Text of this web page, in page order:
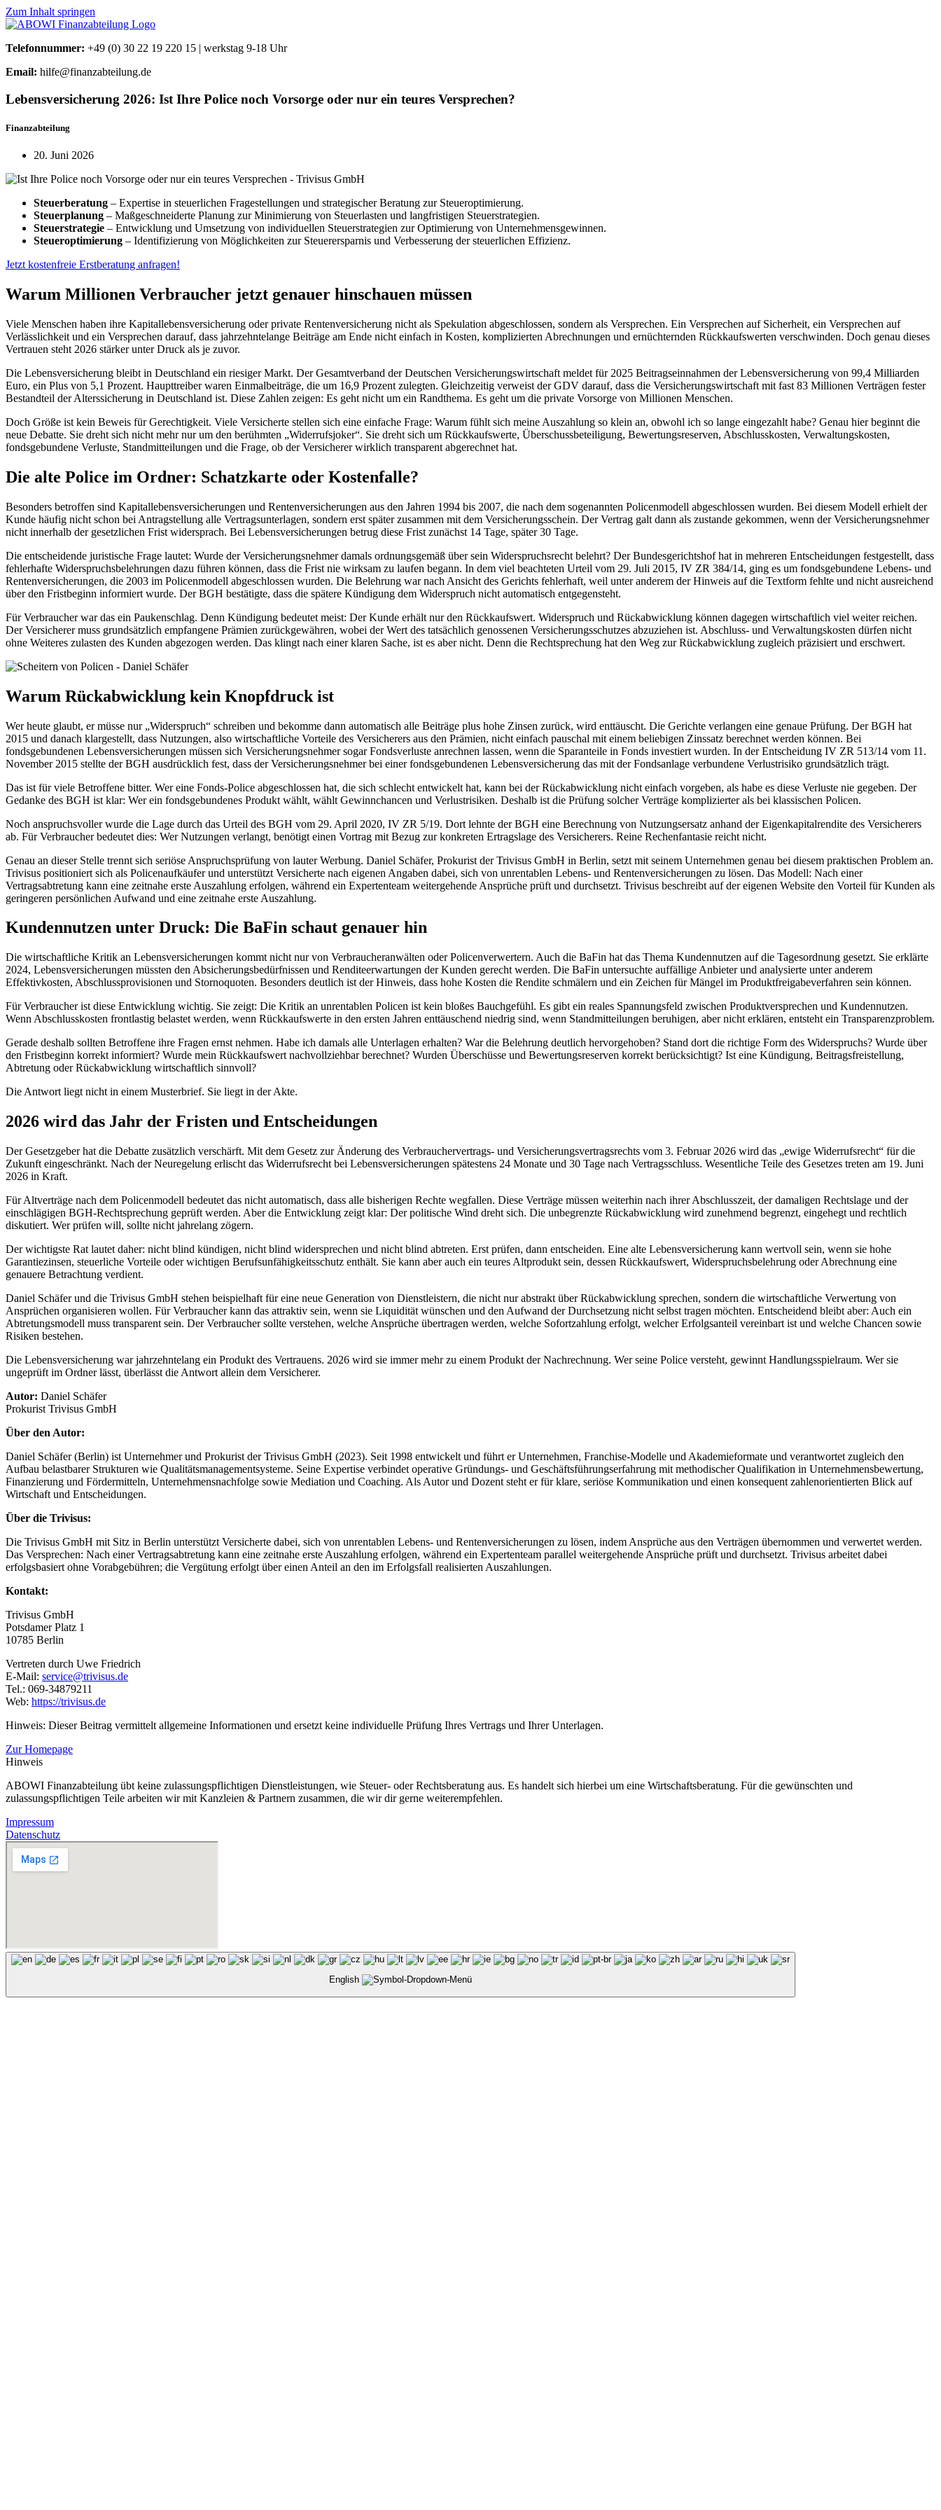
Zum Inhalt springen
Telefonnummer: +49 (0) 30 22 19 220 15 | werkstag 9-18 Uhr
Email: hilfe@finanzabteilung.de
Lebensversicherung 2026: Ist Ihre Police noch Vorsorge oder nur ein teures Versprechen?
Finanzabteilung
20. Juni 2026
Steuerberatung – Expertise in steuerlichen Fragestellungen und strategischer Beratung zur Steueroptimierung.
Steuerplanung – Maßgeschneiderte Planung zur Minimierung von Steuerlasten und langfristigen Steuerstrategien.
Steuerstrategie – Entwicklung und Umsetzung von individuellen Steuerstrategien zur Optimierung von Unternehmensgewinnen.
Steueroptimierung – Identifizierung von Möglichkeiten zur Steuerersparnis und Verbesserung der steuerlichen Effizienz.
Jetzt kostenfreie Erstberatung anfragen!
Warum Millionen Verbraucher jetzt genauer hinschauen müssen
Viele Menschen haben ihre Kapitallebensversicherung oder private Rentenversicherung nicht als Spekulation abgeschlossen, sondern als Versprechen. Ein Versprechen auf Sicherheit, ein Versprechen auf
Verlässlichkeit und ein Versprechen darauf, dass jahrzehntelange Beiträge am Ende nicht einfach in Kosten, komplizierten Abrechnungen und ernüchternden Rückkaufswerten verschwinden. Doch genau dieses
Vertrauen steht 2026 stärker unter Druck als je zuvor.
Die Lebensversicherung bleibt in Deutschland ein riesiger Markt. Der Gesamtverband der Deutschen Versicherungswirtschaft meldet für 2025 Beitragseinnahmen der Lebensversicherung von 99,4 Milliarden
Euro, ein Plus von 5,1 Prozent. Haupttreiber waren Einmalbeiträge, die um 16,9 Prozent zulegten. Gleichzeitig verweist der GDV darauf, dass die Versicherungswirtschaft mit fast 83 Millionen Verträgen fester
Bestandteil der Alterssicherung in Deutschland ist. Diese Zahlen zeigen: Es geht nicht um ein Randthema. Es geht um die private Vorsorge von Millionen Menschen.
Doch Größe ist kein Beweis für Gerechtigkeit. Viele Versicherte stellen sich eine einfache Frage: Warum fühlt sich meine Auszahlung so klein an, obwohl ich so lange eingezahlt habe? Genau hier beginnt die
neue Debatte. Sie dreht sich nicht mehr nur um den berühmten „Widerrufsjoker“. Sie dreht sich um Rückkaufswerte, Überschussbeteiligung, Bewertungsreserven, Abschlusskosten, Verwaltungskosten,
fondsgebundene Verluste, Standmitteilungen und die Frage, ob der Versicherer wirklich transparent abgerechnet hat.
Die alte Police im Ordner: Schatzkarte oder Kostenfalle?
Besonders betroffen sind Kapitallebensversicherungen und Rentenversicherungen aus den Jahren 1994 bis 2007, die nach dem sogenannten Policenmodell abgeschlossen wurden. Bei diesem Modell erhielt der
Kunde häufig nicht schon bei Antragstellung alle Vertragsunterlagen, sondern erst später zusammen mit dem Versicherungsschein. Der Vertrag galt dann als zustande gekommen, wenn der Versicherungsnehmer
nicht innerhalb der gesetzlichen Frist widersprach. Bei Lebensversicherungen betrug diese Frist zunächst 14 Tage, später 30 Tage.
Die entscheidende juristische Frage lautet: Wurde der Versicherungsnehmer damals ordnungsgemäß über sein Widerspruchsrecht belehrt? Der Bundesgerichtshof hat in mehreren Entscheidungen festgestellt, dass
fehlerhafte Widerspruchsbelehrungen dazu führen können, dass die Frist nie wirksam zu laufen begann. In dem viel beachteten Urteil vom 29. Juli 2015, IV ZR 384/14, ging es um fondsgebundene Lebens- und
Rentenversicherungen, die 2003 im Policenmodell abgeschlossen wurden. Die Belehrung war nach Ansicht des Gerichts fehlerhaft, weil unter anderem der Hinweis auf die Textform fehlte und nicht ausreichend
über den Fristbeginn informiert wurde. Der BGH bestätigte, dass die spätere Kündigung dem Widerspruch nicht automatisch entgegensteht.
Für Verbraucher war das ein Paukenschlag. Denn Kündigung bedeutet meist: Der Kunde erhält nur den Rückkaufswert. Widerspruch und Rückabwicklung können dagegen wirtschaftlich viel weiter reichen.
Der Versicherer muss grundsätzlich empfangene Prämien zurückgewähren, wobei der Wert des tatsächlich genossenen Versicherungsschutzes abzuziehen ist. Abschluss- und Verwaltungskosten dürfen nicht
ohne Weiteres zulasten des Kunden abgezogen werden. Das klingt nach einer klaren Sache, ist es aber nicht. Denn die Rechtsprechung hat den Weg zur Rückabwicklung zugleich präzisiert und erschwert.
Warum Rückabwicklung kein Knopfdruck ist
Wer heute glaubt, er müsse nur „Widerspruch“ schreiben und bekomme dann automatisch alle Beiträge plus hohe Zinsen zurück, wird enttäuscht. Die Gerichte verlangen eine genaue Prüfung. Der BGH hat
2015 und danach klargestellt, dass Nutzungen, also wirtschaftliche Vorteile des Versicherers aus den Prämien, nicht einfach pauschal mit einem beliebigen Zinssatz berechnet werden können. Bei
fondsgebundenen Lebensversicherungen müssen sich Versicherungsnehmer sogar Fondsverluste anrechnen lassen, wenn die Sparanteile in Fonds investiert wurden. In der Entscheidung IV ZR 513/14 vom 11.
November 2015 stellte der BGH ausdrücklich fest, dass der Versicherungsnehmer bei einer fondsgebundenen Lebensversicherung das mit der Fondsanlage verbundene Verlustrisiko grundsätzlich trägt.
Das ist für viele Betroffene bitter. Wer eine Fonds-Police abgeschlossen hat, die sich schlecht entwickelt hat, kann bei der Rückabwicklung nicht einfach vorgeben, als habe es diese Verluste nie gegeben. Der
Gedanke des BGH ist klar: Wer ein fondsgebundenes Produkt wählt, wählt Gewinnchancen und Verlustrisiken. Deshalb ist die Prüfung solcher Verträge komplizierter als bei klassischen Policen.
Noch anspruchsvoller wurde die Lage durch das Urteil des BGH vom 29. April 2020, IV ZR 5/19. Dort lehnte der BGH eine Berechnung von Nutzungsersatz anhand der Eigenkapitalrendite des Versicherers
ab. Für Verbraucher bedeutet dies: Wer Nutzungen verlangt, benötigt einen Vortrag mit Bezug zur konkreten Ertragslage des Versicherers. Reine Rechenfantasie reicht nicht.
Genau an dieser Stelle trennt sich seriöse Anspruchsprüfung von lauter Werbung. Daniel Schäfer, Prokurist der Trivisus GmbH in Berlin, setzt mit seinem Unternehmen genau bei diesem praktischen Problem an.
Trivisus positioniert sich als Policenaufkäufer und unterstützt Versicherte nach eigenen Angaben dabei, sich von unrentablen Lebens- und Rentenversicherungen zu lösen. Das Modell: Nach einer
Vertragsabtretung kann eine zeitnahe erste Auszahlung erfolgen, während ein Expertenteam weitergehende Ansprüche prüft und durchsetzt. Trivisus beschreibt auf der eigenen Website den Vorteil für Kunden als
geringeren persönlichen Aufwand und eine zeitnahe erste Auszahlung.
Kundennutzen unter Druck: Die BaFin schaut genauer hin
Die wirtschaftliche Kritik an Lebensversicherungen kommt nicht nur von Verbraucheranwälten oder Policenverwertern. Auch die BaFin hat das Thema Kundennutzen auf die Tagesordnung gesetzt. Sie erklärte
2024, Lebensversicherungen müssten den Absicherungsbedürfnissen und Renditeerwartungen der Kunden gerecht werden. Die BaFin untersuchte auffällige Anbieter und analysierte unter anderem
Effektivkosten, Abschlussprovisionen und Stornoquoten. Besonders deutlich ist der Hinweis, dass hohe Kosten die Rendite schmälern und ein Zeichen für Mängel im Produktfreigabeverfahren sein können.
Für Verbraucher ist diese Entwicklung wichtig. Sie zeigt: Die Kritik an unrentablen Policen ist kein bloßes Bauchgefühl. Es gibt ein reales Spannungsfeld zwischen Produktversprechen und Kundennutzen.
Wenn Abschlusskosten frontlastig belastet werden, wenn Rückkaufswerte in den ersten Jahren enttäuschend niedrig sind, wenn Standmitteilungen beruhigen, aber nicht erklären, entsteht ein Transparenzproblem.
Gerade deshalb sollten Betroffene ihre Fragen ernst nehmen. Habe ich damals alle Unterlagen erhalten? War die Belehrung deutlich hervorgehoben? Stand dort die richtige Form des Widerspruchs? Wurde über
den Fristbeginn korrekt informiert? Wurde mein Rückkaufswert nachvollziehbar berechnet? Wurden Überschüsse und Bewertungsreserven korrekt berücksichtigt? Ist eine Kündigung, Beitragsfreistellung,
Abtretung oder Rückabwicklung wirtschaftlich sinnvoll?
Die Antwort liegt nicht in einem Musterbrief. Sie liegt in der Akte.
2026 wird das Jahr der Fristen und Entscheidungen
Der Gesetzgeber hat die Debatte zusätzlich verschärft. Mit dem Gesetz zur Änderung des Verbrauchervertrags- und Versicherungsvertragsrechts vom 3. Februar 2026 wird das „ewige Widerrufsrecht“ für die
Zukunft eingeschränkt. Nach der Neuregelung erlischt das Widerrufsrecht bei Lebensversicherungen spätestens 24 Monate und 30 Tage nach Vertragsschluss. Wesentliche Teile des Gesetzes treten am 19. Juni
2026 in Kraft.
Für Altverträge nach dem Policenmodell bedeutet das nicht automatisch, dass alle bisherigen Rechte wegfallen. Diese Verträge müssen weiterhin nach ihrer Abschlusszeit, der damaligen Rechtslage und der
einschlägigen BGH-Rechtsprechung geprüft werden. Aber die Entwicklung zeigt klar: Der politische Wind dreht sich. Die unbegrenzte Rückabwicklung wird zunehmend begrenzt, eingehegt und rechtlich
diskutiert. Wer prüfen will, sollte nicht jahrelang zögern.
Der wichtigste Rat lautet daher: nicht blind kündigen, nicht blind widersprechen und nicht blind abtreten. Erst prüfen, dann entscheiden. Eine alte Lebensversicherung kann wertvoll sein, wenn sie hohe
Garantiezinsen, steuerliche Vorteile oder wichtigen Berufsunfähigkeitsschutz enthält. Sie kann aber auch ein teures Altprodukt sein, dessen Rückkaufswert, Widerspruchsbelehrung oder Abrechnung eine
genauere Betrachtung verdient.
Daniel Schäfer und die Trivisus GmbH stehen beispielhaft für eine neue Generation von Dienstleistern, die nicht nur abstrakt über Rückabwicklung sprechen, sondern die wirtschaftliche Verwertung von
Ansprüchen organisieren wollen. Für Verbraucher kann das attraktiv sein, wenn sie Liquidität wünschen und den Aufwand der Durchsetzung nicht selbst tragen möchten. Entscheidend bleibt aber: Auch ein
Abtretungsmodell muss transparent sein. Der Verbraucher sollte verstehen, welche Ansprüche übertragen werden, welche Sofortzahlung erfolgt, welcher Erfolgsanteil vereinbart ist und welche Chancen sowie
Risiken bestehen.
Die Lebensversicherung war jahrzehntelang ein Produkt des Vertrauens. 2026 wird sie immer mehr zu einem Produkt der Nachrechnung. Wer seine Police versteht, gewinnt Handlungsspielraum. Wer sie
ungeprüft im Ordner lässt, überlässt die Antwort allein dem Versicherer.
Autor: Daniel Schäfer
Prokurist Trivisus GmbH
Über den Autor:
Daniel Schäfer (Berlin) ist Unternehmer und Prokurist der Trivisus GmbH (2023). Seit 1998 entwickelt und führt er Unternehmen, Franchise-Modelle und Akademieformate und verantwortet zugleich den
Aufbau belastbarer Strukturen wie Qualitätsmanagementsysteme. Seine Expertise verbindet operative Gründungs- und Geschäftsführungserfahrung mit methodischer Qualifikation in Unternehmensbewertung,
Finanzierung und Fördermitteln, Unternehmensnachfolge sowie Mediation und Coaching. Als Autor und Dozent steht er für klare, seriöse Kommunikation und einen konsequent zahlenorientierten Blick auf
Wirtschaft und Entscheidungen.
Über die Trivisus:
Die Trivisus GmbH mit Sitz in Berlin unterstützt Versicherte dabei, sich von unrentablen Lebens- und Rentenversicherungen zu lösen, indem Ansprüche aus den Verträgen übernommen und verwertet werden.
Das Versprechen: Nach einer Vertragsabtretung kann eine zeitnahe erste Auszahlung erfolgen, während ein Expertenteam parallel weitergehende Ansprüche prüft und durchsetzt. Trivisus arbeitet dabei
erfolgsbasiert ohne Vorabgebühren; die Vergütung erfolgt über einen Anteil an den im Erfolgsfall realisierten Auszahlungen.
Kontakt:
Trivisus GmbH
Potsdamer Platz 1
10785 Berlin
Vertreten durch Uwe Friedrich
E-Mail: service@trivisus.de
Tel.: 069-34879211
Web: https://trivisus.de
Hinweis: Dieser Beitrag vermittelt allgemeine Informationen und ersetzt keine individuelle Prüfung Ihres Vertrags und Ihrer Unterlagen.
Zur Homepage
Hinweis
ABOWI Finanzabteilung übt keine zulassungspflichtigen Dienstleistungen, wie Steuer- oder Rechtsberatung aus. Es handelt sich hierbei um eine Wirtschaftsberatung. Für die gewünschten und
zulassungspflichtigen Teile arbeiten wir mit Kanzleien & Partnern zusammen, die wir dir gerne weiterempfehlen.
Impressum
Datenschutz
English